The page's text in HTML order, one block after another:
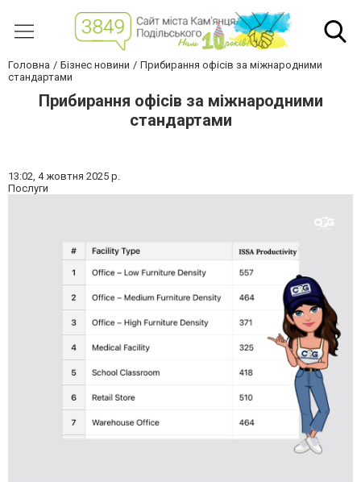
Головна Бізнес новини
Прибирання офісів за міжнародними
стандартами
Прибирання офісів за міжнародними
стандартами
13:02, 4 жовтня 2025 р.
Послуги